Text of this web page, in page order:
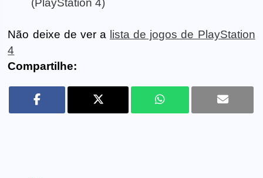
(PlayStation 4)
Não deixe de ver a lista de jogos de PlayStation
4
Compartilhe: